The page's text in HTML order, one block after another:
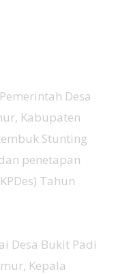
Desa
Kabupaten
Stunting
penetapan
Tahun
Desa Bukit Padi
Kepala